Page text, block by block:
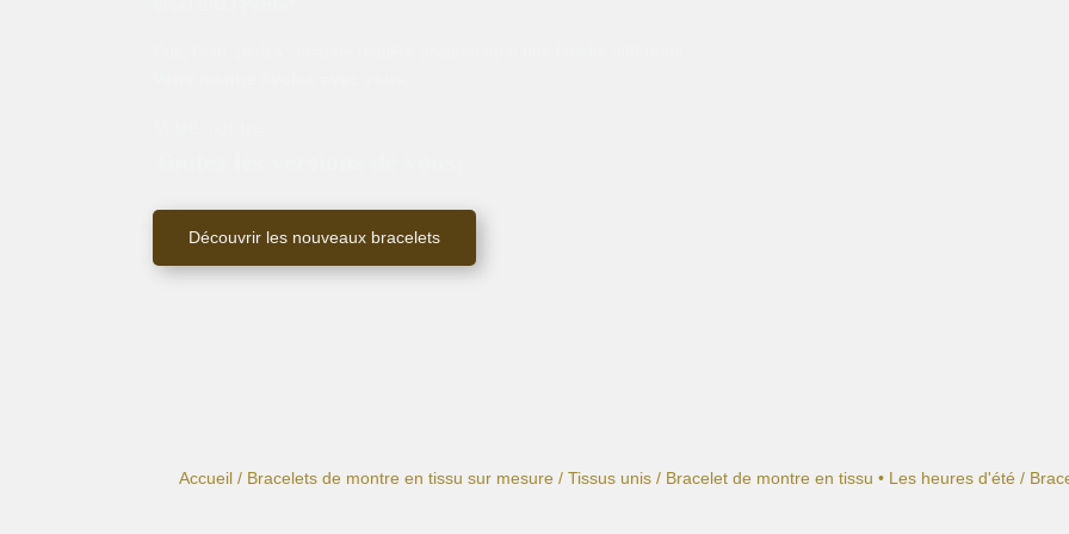
Découvrir les nouveaux bracelets
Accueil / Bracelets de montre en tissu sur mesure /Tissus unis / Bracelet de montre en tissu • Les heures d'été /